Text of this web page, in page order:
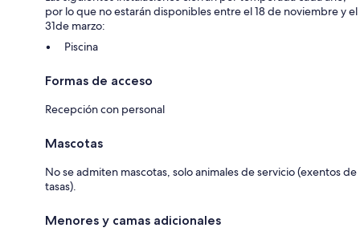
por lo que no estarán disponibles entre el 18 de noviembre y el
31de marzo:
Piscina
Formas de acceso
Recepción con personal
Mascotas
No se admiten mascotas, solo animales de servicio (exentos de
tasas).
Menores y camas adicionales